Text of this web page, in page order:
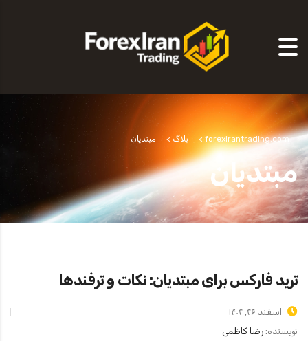
forexirantrading.com
> بلاگ > مبتدیان
مبتدیان
ترید فارکس برای مبتدیان: نکات و ترفندها
اسفند ۲۶, ۱۴۰۲
نویسنده: رضا کاظمی